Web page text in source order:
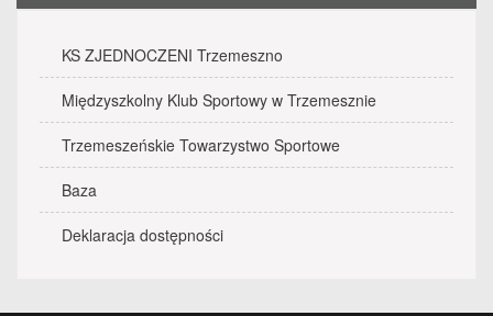
KS ZJEDNOCZENI Trzemeszno
Międzyszkolny Klub Sportowy w Trzemesznie
Trzemeszeńskie Towarzystwo Sportowe
Baza
Deklaracja dostępności